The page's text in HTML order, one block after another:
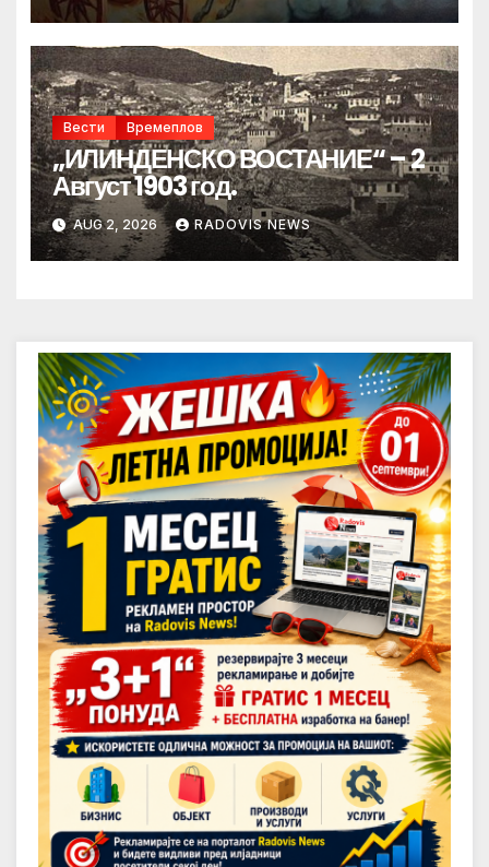
Вести Времеплов
„ИЛИНДЕНСКО ВОСТАНИЕ“ – 2
Август 1903 год.
AUG 2, 2026 RADOVIS NEWS